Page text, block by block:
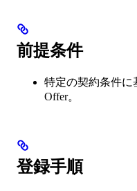
前提条件
特定の契約条件に
Offer。
登録手順